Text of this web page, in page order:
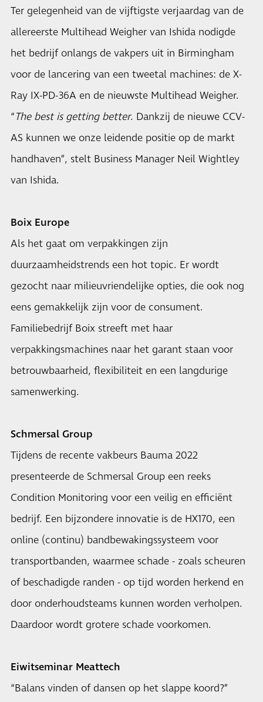
Ter gelegenheid van de vijftigste verjaardag van de
allereerste Multihead Weigher van Ishida nodigde
het bedrijf onlangs de vakpers uit in Birmingham
voor de lancering van een tweetal machines: de X-
Ray IX-PD-36A en de nieuwste Multihead Weigher.
“The best is getting better. Dankzij de nieuwe CCV-
AS kunnen we onze leidende positie op de markt
handhaven”, stelt Business Manager Neil Wightley
van Ishida.
Boix Europe
Als het gaat om verpakkingen zijn
duurzaamheidstrends een hot topic. Er wordt
gezocht naar milieuvriendelijke opties, die ook nog
eens gemakkelijk zijn voor de consument.
Familiebedrijf Boix streeft met haar
verpakkingsmachines naar het garant staan voor
betrouwbaarheid, flexibiliteit en een langdurige
samenwerking.
Schmersal Group
Tijdens de recente vakbeurs Bauma 2022
presenteerde de Schmersal Group een reeks
Condition Monitoring voor een veilig en efficiënt
bedrijf. Een bijzondere innovatie is de HX170, een
online (continu) bandbewakingssysteem voor
transportbanden, waarmee schade - zoals scheuren
of beschadigde randen - op tijd worden herkend en
door onderhoudsteams kunnen worden verholpen.
Daardoor wordt grotere schade voorkomen.
Eiwitseminar Meattech
“Balans vinden of dansen op het slappe koord?”